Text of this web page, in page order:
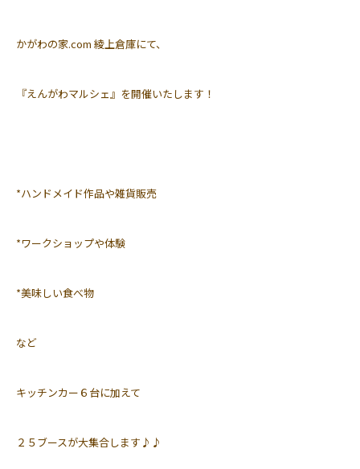
かがわの家.com 綾上倉庫にて、
『えんがわマルシェ』を開催いたします！
*ハンドメイド作品や雑貨販売
*ワークショップや体験
*美味しい食べ物
など
キッチンカー６台に加えて
２５ブースが大集合します♪♪